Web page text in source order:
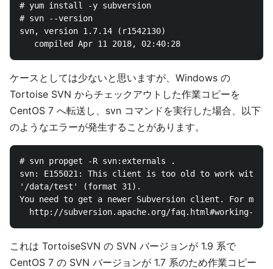
# yum install -y subversion
# svn --version
svn, version 1.7.14 (r1542130)
ケースとしては少ないと思いますが、Windows の
Tortoise SVN からチェックアウトした作業コピーを
CentOS 7 へ転送し、svn コマンドを実行した場合、以下
のようなエラーが発生することがあります。
# svn propget -R svn:externals .
svn: E155021: This client is too old to work with
'/data/test' (format 31).
You need to get a newer Subversion client. For
これは TortoiseSVN の SVN バージョンが 1.9 系で
CentOS 7 の SVN バージョンが 1.7 系のため作業コピー